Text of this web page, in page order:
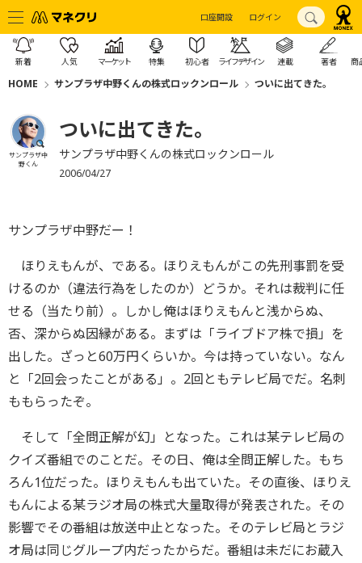
口座開設 ログイン
新着 人気 マーケット 特集 初心者 ライフデザイン 連載 著者 商
HOME サンプラザ中野くんの株式ロックンロール ついに出てきた。
サンプラザ中
野くん
ついに出てきた。
サンプラザ中野くんの株式ロックンロール
2006/04/27
サンプラザ中野だー！
ほりえもんが、である。ほりえもんがこの先刑事罰を受
けるのか（違法行為をしたのか）どうか。それは裁判に任
せる（当たり前）。しかし俺はほりえもんと浅からぬ、
否、深からぬ因縁がある。まずは「ライブドア株で損」を
出した。ざっと60万円くらいか。今は持っていない。なん
と「2回会ったことがある」。2回ともテレビ局でだ。名刺
ももらったぞ。
そして「全問正解が幻」となった。これは某テレビ局の
クイズ番組でのことだ。その日、俺は全問正解した。もち
ろん1位だった。ほりえもんも出ていた。その直後、ほりえ
もんによる某ラジオ局の株式大量取得が発表された。その
影響でその番組は放送中止となった。そのテレビ局とラジ
オ局は同じグループ内だったからだ。番組は未だにお蔵入